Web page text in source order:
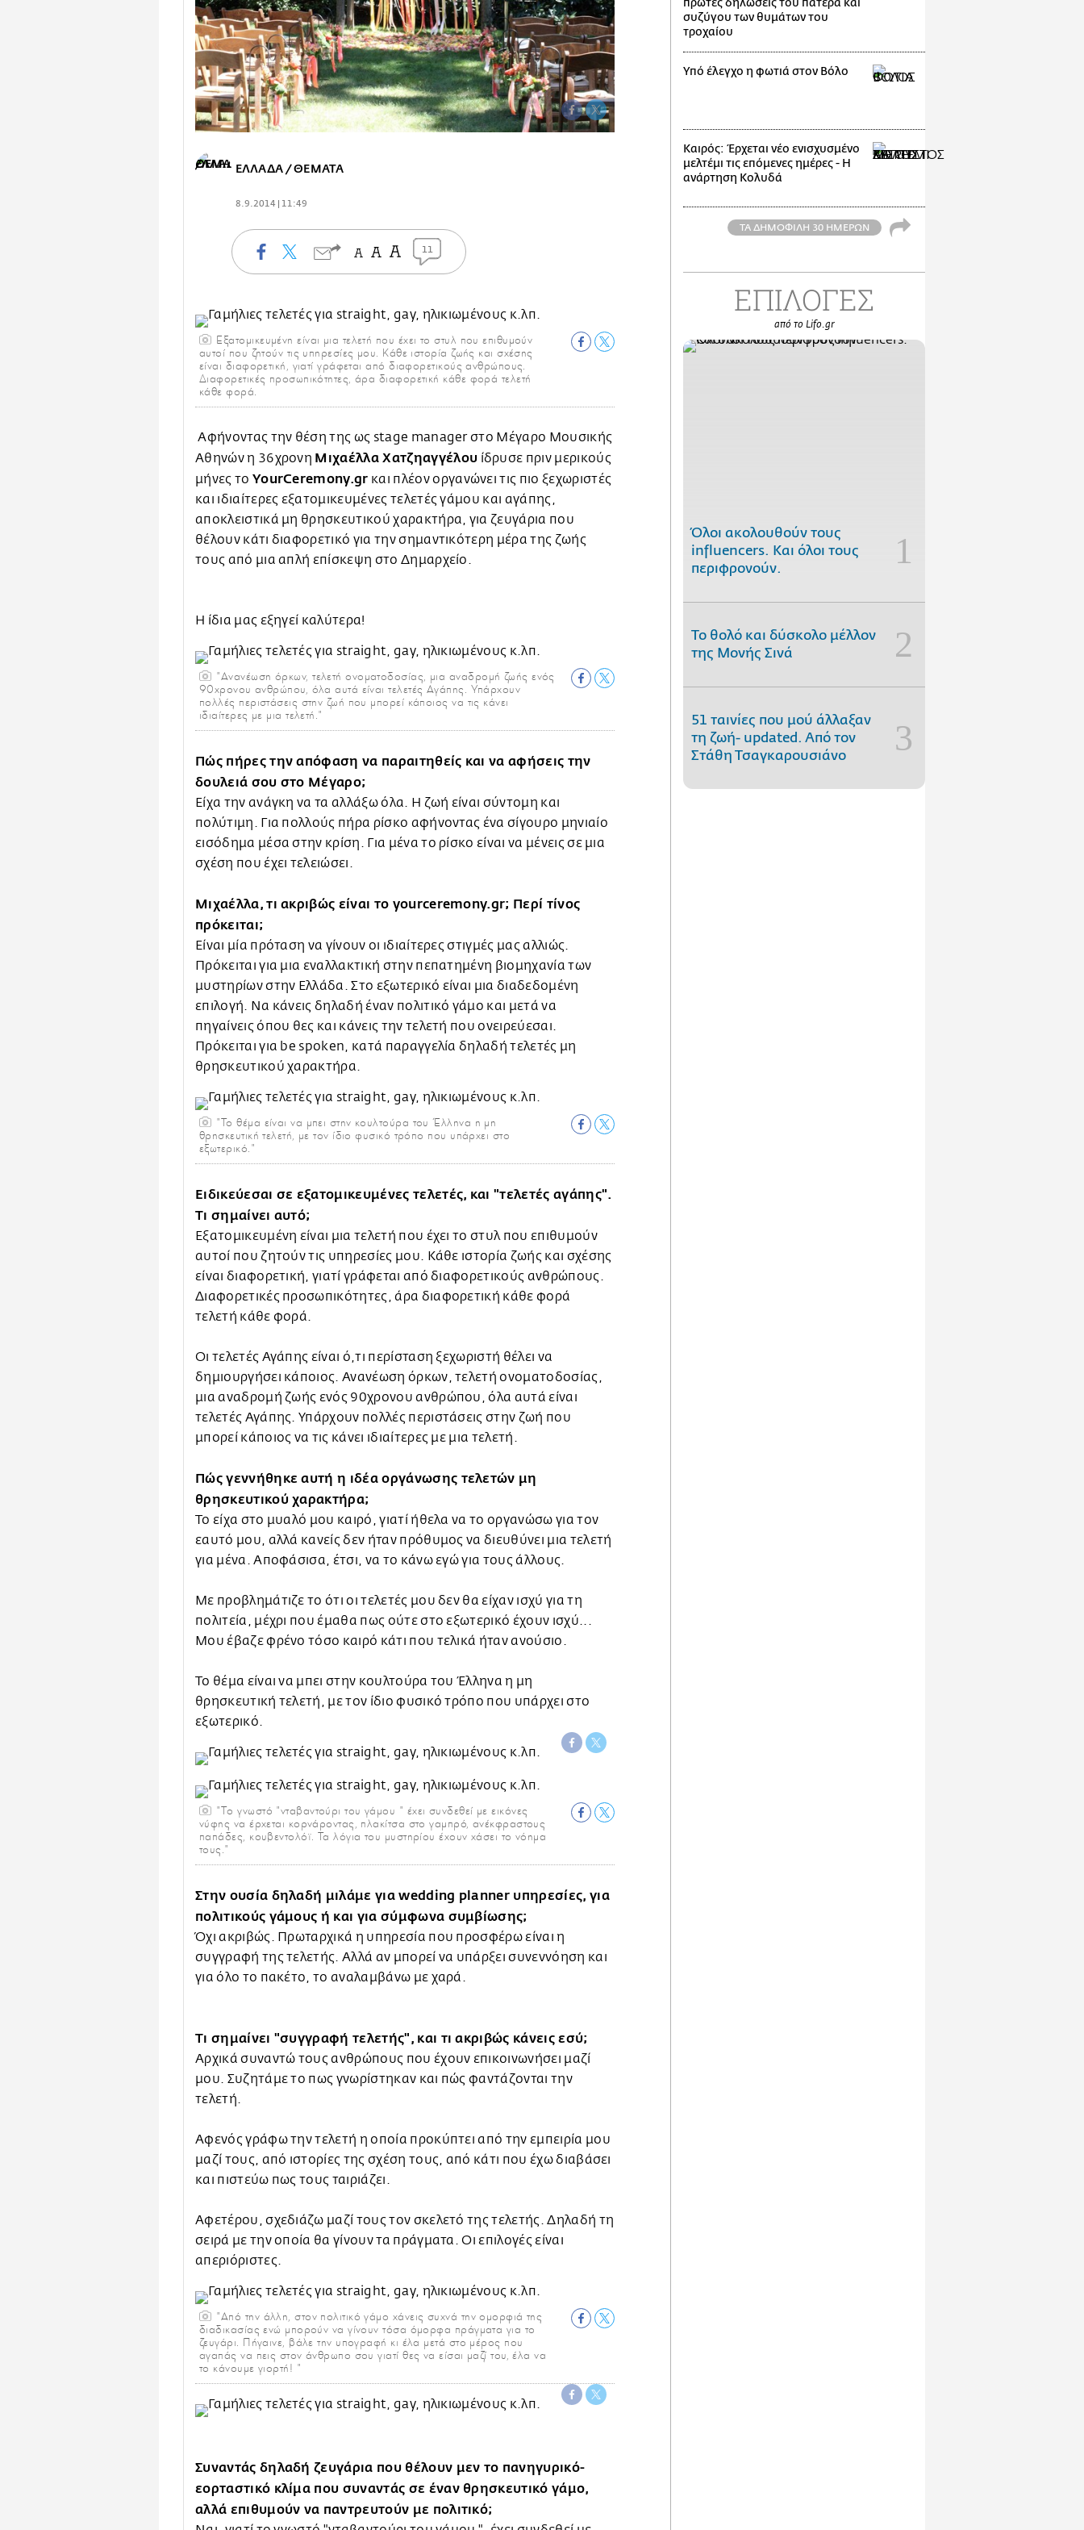
ΕΛΛΑΔΑ / ΘΕΜΑΤΑ
8.9.2014 | 11:49
11
Εξατομικευμένη είναι μια τελετή που έχει το στυλ που επιθυμούν
αυτοί που ζητούν τις υπηρεσίες μου. Κάθε ιστορία ζωής και σχέσης
είναι διαφορετική, γιατί γράφεται από διαφορετικούς ανθρώπους.
Διαφορετικές προσωπικότητες, άρα διαφορετική κάθε φορά τελετή
κάθε φορά.
Αφήνοντας την θέση της ως stage manager στο Μέγαρο Μουσικής
Αθηνών η 36χρονη Μιχαέλλα Χατζηαγγέλου ίδρυσε πριν μερικούς
μήνες το YourCeremony.gr και πλέον οργανώνει τις πιο ξεχωριστές
και ιδιαίτερες εξατομικευμένες τελετές γάμου και αγάπης,
αποκλειστικά μη θρησκευτικού χαρακτήρα, για ζευγάρια που
θέλουν κάτι διαφορετικό για την σημαντικότερη μέρα της ζωής
τους από μια απλή επίσκεψη στο Δημαρχείο.
Η ίδια μας εξηγεί καλύτερα!
"Ανανέωση όρκων, τελετή ονοματοδοσίας, μια αναδρομή ζωής ενός
90χρονου ανθρώπου, όλα αυτά είναι τελετές Αγάπης. Υπάρχουν
πολλές περιστάσεις στην ζωή που μπορεί κάποιος να τις κάνει
ιδιαίτερες με μια τελετή."
Πώς πήρες την απόφαση να παραιτηθείς και να αφήσεις την
δουλειά σου στο Μέγαρο;
Είχα την ανάγκη να τα αλλάξω όλα. Η ζωή είναι σύντομη και
πολύτιμη. Για πολλούς πήρα ρίσκο αφήνοντας ένα σίγουρο μηνιαίο
εισόδημα μέσα στην κρίση. Για μένα το ρίσκο είναι να μένεις σε μια
σχέση που έχει τελειώσει.
Μιχαέλλα, τι ακριβώς είναι το yourceremony.gr; Περί τίνος
πρόκειται;
Είναι μία πρόταση να γίνουν οι ιδιαίτερες στιγμές μας αλλιώς.
Πρόκειται για μια εναλλακτική στην πεπατημένη βιομηχανία των
μυστηρίων στην Ελλάδα. Στο εξωτερικό είναι μια διαδεδομένη
επιλογή. Να κάνεις δηλαδή έναν πολιτικό γάμο και μετά να
πηγαίνεις όπου θες και κάνεις την τελετή που ονειρεύεσαι.
Πρόκειται για be spoken, κατά παραγγελία δηλαδή τελετές μη
θρησκευτικού χαρακτήρα.
"Το θέμα είναι να μπει στην κουλτούρα του Έλληνα η μη
θρησκευτική τελετή, με τον ίδιο φυσικό τρόπο που υπάρχει στο
εξωτερικό."
Ειδικεύεσαι σε εξατομικευμένες τελετές, και "τελετές αγάπης".
Τι σημαίνει αυτό;
Εξατομικευμένη είναι μια τελετή που έχει το στυλ που επιθυμούν
αυτοί που ζητούν τις υπηρεσίες μου. Κάθε ιστορία ζωής και σχέσης
είναι διαφορετική, γιατί γράφεται από διαφορετικούς ανθρώπους.
Διαφορετικές προσωπικότητες, άρα διαφορετική κάθε φορά
τελετή κάθε φορά.
Οι τελετές Αγάπης είναι ό,τι περίσταση ξεχωριστή θέλει να
δημιουργήσει κάποιος. Ανανέωση όρκων, τελετή ονοματοδοσίας,
μια αναδρομή ζωής ενός 90χρονου ανθρώπου, όλα αυτά είναι
τελετές Αγάπης. Υπάρχουν πολλές περιστάσεις στην ζωή που
μπορεί κάποιος να τις κάνει ιδιαίτερες με μια τελετή.
Πώς γεννήθηκε αυτή η ιδέα οργάνωσης τελετών μη
θρησκευτικού χαρακτήρα;
Το είχα στο μυαλό μου καιρό, γιατί ήθελα να το οργανώσω για τον
εαυτό μου, αλλά κανείς δεν ήταν πρόθυμος να διευθύνει μια τελετή
για μένα. Αποφάσισα, έτσι, να το κάνω εγώ για τους άλλους.
Με προβλημάτιζε το ότι οι τελετές μου δεν θα είχαν ισχύ για τη
πολιτεία, μέχρι που έμαθα πως ούτε στο εξωτερικό έχουν ισχύ...
Μου έβαζε φρένο τόσο καιρό κάτι που τελικά ήταν ανούσιο.
Το θέμα είναι να μπει στην κουλτούρα του Έλληνα η μη
θρησκευτική τελετή, με τον ίδιο φυσικό τρόπο που υπάρχει στο
εξωτερικό.
"Tο γνωστό "νταβαντούρι του γάμου " έχει συνδεθεί με εικόνες
νύφης να έρχεται κορνάροντας, πλακίτσα στο γαμπρό, ανέκφραστους
παπάδες, κουβεντολόϊ. Τα λόγια του μυστηρίου έχουν χάσει το νόημα
τους."
Στην ουσία δηλαδή μιλάμε για wedding planner υπηρεσίες, για
πολιτικούς γάμους ή και για σύμφωνα συμβίωσης;
Όχι ακριβώς. Πρωταρχικά η υπηρεσία που προσφέρω είναι η
συγγραφή της τελετής. Αλλά αν μπορεί να υπάρξει συνεννόηση και
για όλο το πακέτο, το αναλαμβάνω με χαρά.
Τι σημαίνει "συγγραφή τελετής", και τι ακριβώς κάνεις εσύ;
Αρχικά συναντώ τους ανθρώπους που έχουν επικοινωνήσει μαζί
μου. Συζητάμε το πως γνωρίστηκαν και πώς φαντάζονται την
τελετή.
Αφενός γράφω την τελετή η οποία προκύπτει από την εμπειρία μου
μαζί τους, από ιστορίες της σχέση τους, από κάτι που έχω διαβάσει
και πιστεύω πως τους ταιριάζει.
Αφετέρου, σχεδιάζω μαζί τους τον σκελετό της τελετής. Δηλαδή τη
σειρά με την οποία θα γίνουν τα πράγματα. Οι επιλογές είναι
απεριόριστες.
"Από την άλλη, στον πολιτικό γάμο χάνεις συχνά την ομορφιά της
διαδικασίας ενώ μπορούν να γίνουν τόσα όμορφα πράγματα για το
ζευγάρι. Πήγαινε, βάλε την υπογραφή κι έλα μετά στο μέρος που
αγαπάς να πεις στον άνθρωπο σου γιατί θες να είσαι μαζί του, έλα να
το κάνουμε γιορτή! "
Συναντάς δηλαδή ζευγάρια που θέλουν μεν το πανηγυρικό-
εορταστικό κλίμα που συναντάς σε έναν θρησκευτικό γάμο,
αλλά επιθυμούν να παντρευτούν με πολιτικό;
πρώτες δηλώσεις του πατέρα και
συζύγου των θυμάτων του
τροχαίου
Υπό έλεγχο η φωτιά στον Βόλο
Καιρός: Έρχεται νέο ενισχυσμένο
μελτέμι τις επόμενες ημέρες - Η
ανάρτηση Κολυδά
ΤΑ ΔΗΜΟΦΙΛΗ 30 ΗΜΕΡΩΝ
ΕΠΙΛΟΓΕΣ
από το Lifo.gr
Όλοι ακολουθούν τους
influencers. Και όλοι τους
περιφρονούν.
Το θολό και δύσκολο μέλλον
της Μονής Σινά
51 ταινίες που μού άλλαξαν
τη ζωή- updated. Aπό τον
Στάθη Τσαγκαρουσιάνο